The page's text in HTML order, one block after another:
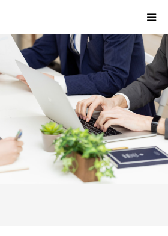
JIMAについて
トラストプログラムについて
eヘルス倫理コードについて
お問い合わせ